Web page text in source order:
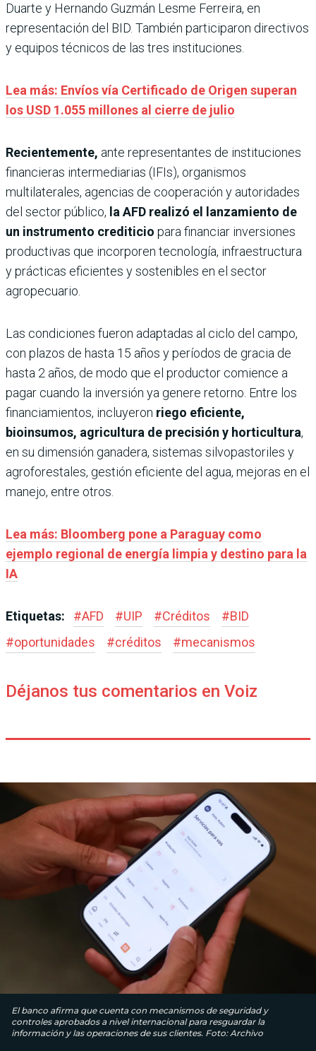
Duarte y Hernando Guzmán Lesme Ferreira, en
representación del BID. También participaron directivos
y equipos técnicos de las tres instituciones.
Lea más: Envíos vía Certificado de Origen superan
los USD 1.055 millones al cierre de julio
Recientemente, ante representantes de instituciones
financieras intermediarias (IFIs), organismos
multilaterales, agencias de cooperación y autoridades
del sector público, la AFD realizó el lanzamiento de
un instrumento crediticio para financiar inversiones
productivas que incorporen tecnología, infraestructura
y prácticas eficientes y sostenibles en el sector
agropecuario.
Las condiciones fueron adaptadas al ciclo del campo,
con plazos de hasta 15 años y períodos de gracia de
hasta 2 años, de modo que el productor comience a
pagar cuando la inversión ya genere retorno. Entre los
financiamientos, incluyeron riego eficiente,
bioinsumos, agricultura de precisión y horticultura,
en su dimensión ganadera, sistemas silvopastoriles y
agroforestales, gestión eficiente del agua, mejoras en el
manejo, entre otros.
Lea más: Bloomberg pone a Paraguay como
ejemplo regional de energía limpia y destino para la
IA
Etiquetas: #AFD #UIP #Créditos #BID
#oportunidades #créditos #mecanismos
Déjanos tus comentarios en Voiz
El banco afirma que cuenta con mecanismos de seguridad y
controles aprobados a nivel internacional para resguardar la
información y las operaciones de sus clientes. Foto: Archivo